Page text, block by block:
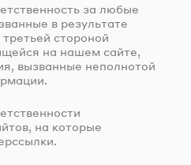
за любые
в результате
стороной
на нашем сайте,
вызванные неполнотой
, на которые